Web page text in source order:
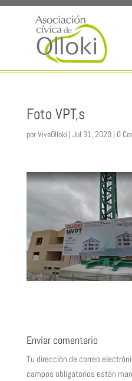
Foto VPT,s
porViveOlloki Jul 31, 2020| 0
Enviar comentario
Tu dirección de correo
campos obligatorios están